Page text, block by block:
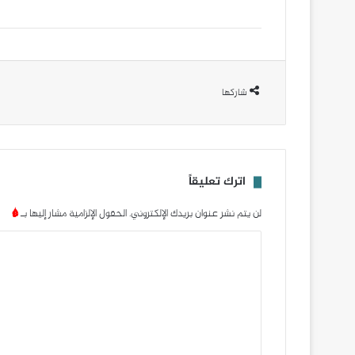
شاركها
اترك تعليقاً
لن يتم نشر عنوان بريدك الإلكتروني.الحقول الإلزامية مشار إليها بـ*